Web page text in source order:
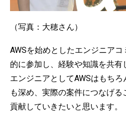
（写真：大穂さん）
AWSを始めとしたエンジニア
的に参加し、経験や知識を共有
エンジニアとしてAWSはもち
も深め、実際の案件につなげ
貢献していきたいと思います。